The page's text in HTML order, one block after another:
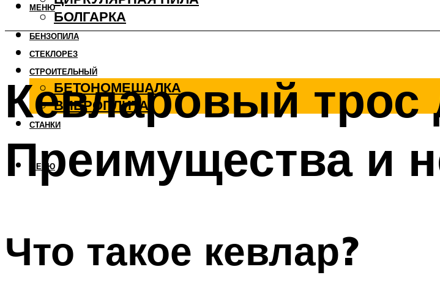
БОЛГАРКА
БЕНЗОПИЛА
СТЕКЛОРЕЗ
СТРОИТЕЛЬНЫЙ
БЕТОНОМЕШАЛКА
ВИБРОПЛИТА
СТАНКИ
МЕНЮ
МЕНЮ
Кевларовый трос
Преимущества и
Что такое кевлар?